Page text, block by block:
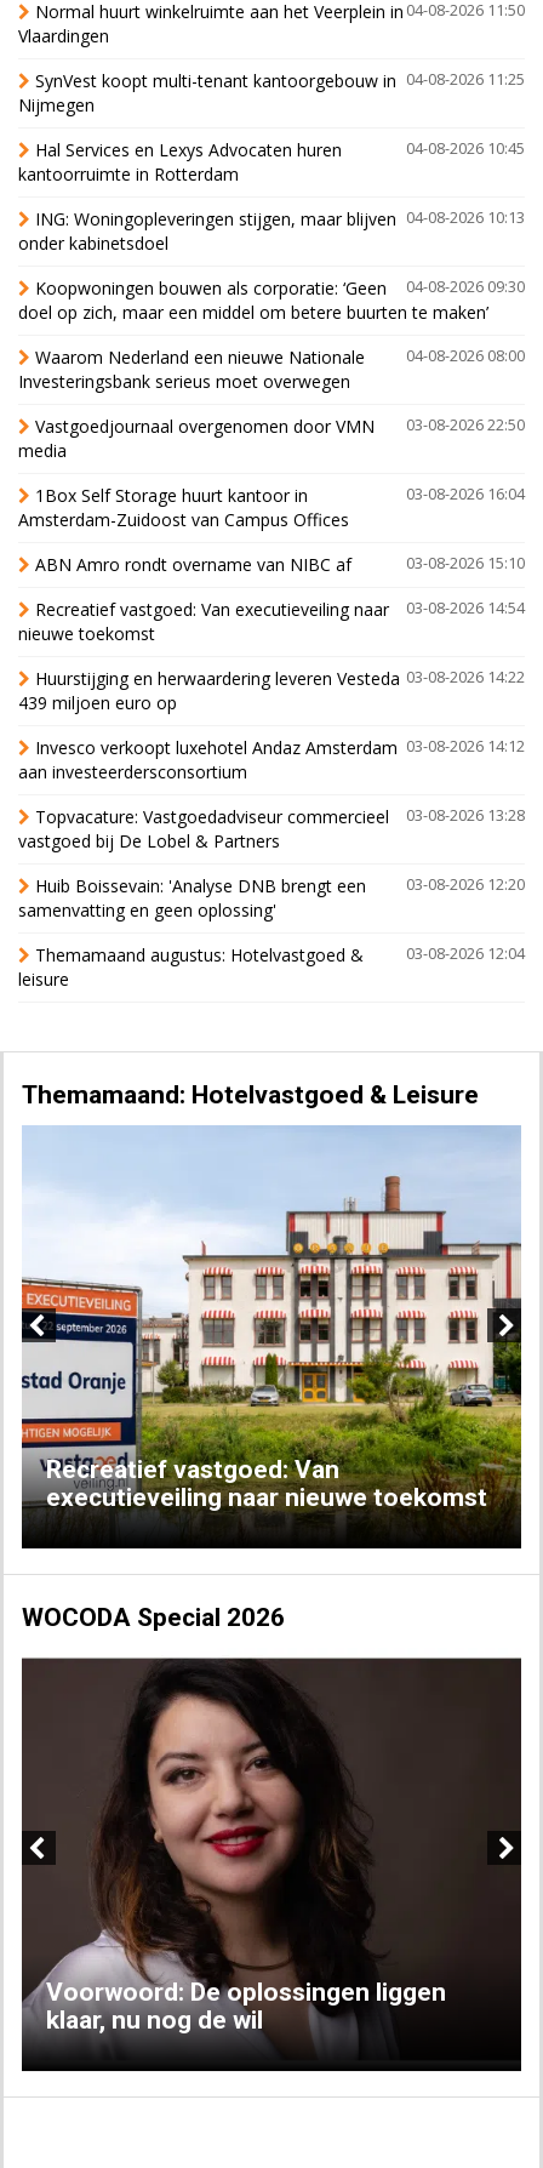
04-08-2026 11:50
Normal huurt winkelruimte aan het Veerplein in
Vlaardingen
04-08-2026 11:25
SynVest koopt multi-tenant kantoorgebouw in
Nijmegen
04-08-2026 10:45
Hal Services en Lexys Advocaten huren
kantoorruimte in Rotterdam
04-08-2026 10:13
ING: Woningopleveringen stijgen, maar blijven
onder kabinetsdoel
04-08-2026 09:30
Koopwoningen bouwen als corporatie: ‘Geen
doel op zich, maar een middel om betere buurten te maken’
04-08-2026 08:00
Waarom Nederland een nieuwe Nationale
Investeringsbank serieus moet overwegen
03-08-2026 22:50
Vastgoedjournaal overgenomen door VMN
media
03-08-2026 16:04
1Box Self Storage huurt kantoor in
Amsterdam-Zuidoost van Campus Offices
03-08-2026 15:10
ABN Amro rondt overname van NIBC af
03-08-2026 14:54
Recreatief vastgoed: Van executieveiling naar
nieuwe toekomst
03-08-2026 14:22
Huurstijging en herwaardering leveren Vesteda
439 miljoen euro op
03-08-2026 14:12
Invesco verkoopt luxehotel Andaz Amsterdam
aan investeerdersconsortium
03-08-2026 13:28
Topvacature: Vastgoedadviseur commercieel
vastgoed bij De Lobel & Partners
03-08-2026 12:20
Huib Boissevain: 'Analyse DNB brengt een
samenvatting en geen oplossing'
03-08-2026 12:04
Themamaand augustus: Hotelvastgoed &
leisure
Themamaand: Hotelvastgoed & Leisure
Recreatief vastgoed: Van
executieveiling naar nieuwe toekomst
Next
WOCODA Special 2026
Voorwoord: De oplossingen liggen
klaar, nu nog de wil